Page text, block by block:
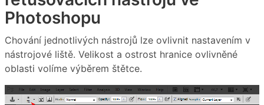
Photoshopu
Chování jednotlivých nástrojů lze ovlivnit nastavením v
nástrojové liště. Velikost a ostrost hranice ovlivněné
oblasti volíme výběrem štětce.